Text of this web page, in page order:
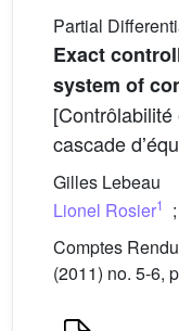
Partial
Exact
system of
[Contrôlabilité
cascade
Gilles Lebeau
Lionel Rosier1 ;
Comptes
(2011) no. 5-6,